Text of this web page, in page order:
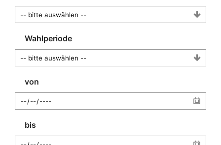
Wahlperiode
von
bis